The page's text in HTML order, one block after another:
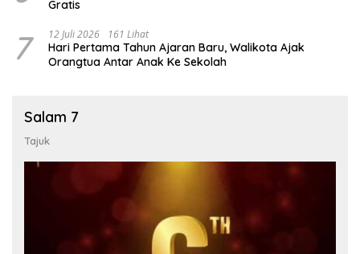
Gratis
7 12 Juli 2026 161 Lihat
Hari Pertama Tahun Ajaran Baru, Walikota Ajak
Orangtua Antar Anak Ke Sekolah
Salam 7
Tajuk